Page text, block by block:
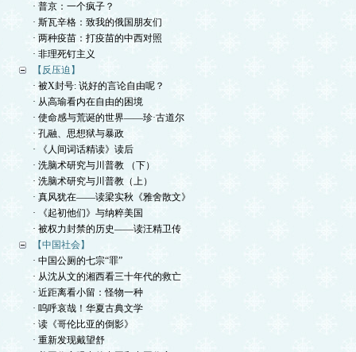
· 普京：一个疯子？
· 斯瓦辛格：致我的俄国朋友们
· 两种疫苗：打疫苗的中西对照
· 非理死钉主义
【反压迫】
· 被X封号: 说好的言论自由呢？
· 从高瑜看内在自由的困境
· 使命感与荒诞的世界——珍·古道尔
· 孔融、思想狱与暴政
· 《人间词话精读》读后
· 洗脑术研究与川普教 （下）
· 洗脑术研究与川普教（上）
· 真风犹在——读梁实秋《雅舍散文》
· 《起初他们》与纳粹美国
· 被权力封禁的历史——读汪精卫传
【中国社会】
· 中国公厕的七宗“罪”
· 从沈从文的湘西看三十年代的救亡
· 近距离看小留：怪物一种
· 呜呼哀哉！华夏古典文学
· 读《哥伦比亚的倒影》
· 重新发现戴望舒